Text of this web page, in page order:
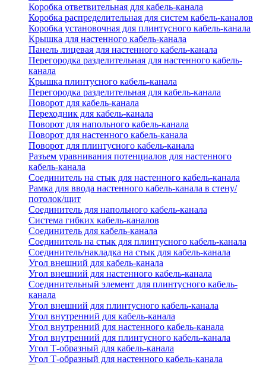
Коробка ответвительная для кабель-канала
Коробка распределительная для систем кабель-каналов
Коробка установочная для плинтусного кабель-канала
Крышка для настенного кабель-канала
Панель лицевая для настенного кабель-канала
Перегородка разделительная для настенного кабель-
канала
Крышка плинтусного кабель-канала
Перегородка разделительная для кабель-канала
Поворот для кабель-канала
Переходник для кабель-канала
Поворот для напольного кабель-канала
Поворот для настенного кабель-канала
Поворот для плинтусного кабель-канала
Разъем уравнивания потенциалов для настенного
кабель-канала
Соединитель на стык для настенного кабель-канала
Рамка для ввода настенного кабель-канала в стену/
потолок/щит
Соединитель для напольного кабель-канала
Система гибких кабель-каналов
Соединитель для кабель-канала
Соединитель на стык для плинтусного кабель-канала
Соединитель/накладка на стык для кабель-канала
Угол внешний для кабель-канала
Угол внешний для настенного кабель-канала
Соединительный элемент для плинтусного кабель-
канала
Угол внешний для плинтусного кабель-канала
Угол внутренний для кабель-канала
Угол внутренний для настенного кабель-канала
Угол внутренний для плинтусного кабель-канала
Угол Т-образный для кабель-канала
Угол Т-образный для настенного кабель-канала